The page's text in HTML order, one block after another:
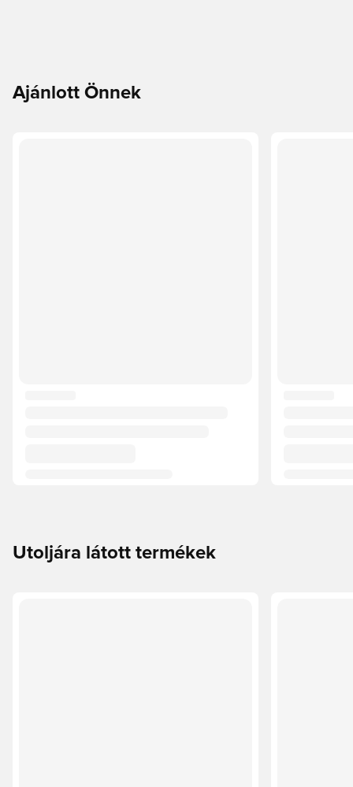
Ajánlott Önnek
Utoljára látott termékek